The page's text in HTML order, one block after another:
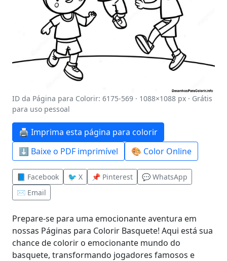
ID da Página para Colorir: 6175-569 · 1088×1088 px · Grátis
para uso pessoal
🖨️ Imprima esta página para colorir
⬇️ Baixe o PDF imprimível
🎨 Color Online
📘 Facebook 🐦 X 📌 Pinterest
💬 WhatsApp
✉️ Email
Prepare-se para uma emocionante aventura em
nossas Páginas para Colorir Basquete! Aqui está sua
chance de colorir o emocionante mundo do
basquete, transformando jogadores famosos e